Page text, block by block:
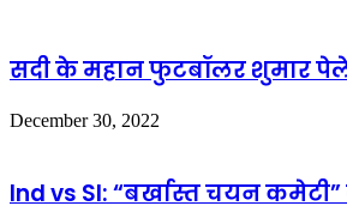
सदी के महान फुटबॉलर शुमार
December 30, 2022
Ind vs Sl: “बर्खास्त चयन